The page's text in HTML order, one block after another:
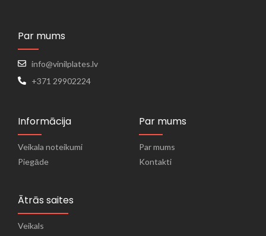
Par mums
info@vinilplates.lv
+371 29902224
Informācija
Veikala noteikumi
Piegāde
Par mums
Par mums
Kontakti
Ātrās saites
Veikals